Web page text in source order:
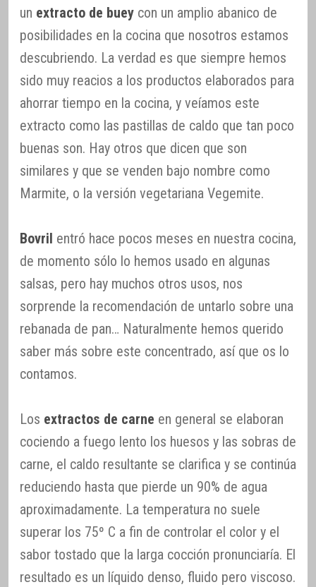
un extracto de buey con un amplio abanico de
posibilidades en la cocina que nosotros estamos
descubriendo. La verdad es que siempre hemos
sido muy reacios a los productos elaborados para
ahorrar tiempo en la cocina, y veíamos este
extracto como las pastillas de caldo que tan poco
buenas son. Hay otros que dicen que son
similares y que se venden bajo nombre como
Marmite, o la versión vegetariana Vegemite.
Bovril entró hace pocos meses en nuestra cocina,
de momento sólo lo hemos usado en algunas
salsas, pero hay muchos otros usos, nos
sorprende la recomendación de untarlo sobre una
rebanada de pan… Naturalmente hemos querido
saber más sobre este concentrado, así que os lo
contamos.
Los extractos de carne en general se elaboran
cociendo a fuego lento los huesos y las sobras de
carne, el caldo resultante se clarifica y se continúa
reduciendo hasta que pierde un 90% de agua
aproximadamente. La temperatura no suele
superar los 75º C a fin de controlar el color y el
sabor tostado que la larga cocción pronunciaría. El
resultado es un líquido denso, fluido pero viscoso.